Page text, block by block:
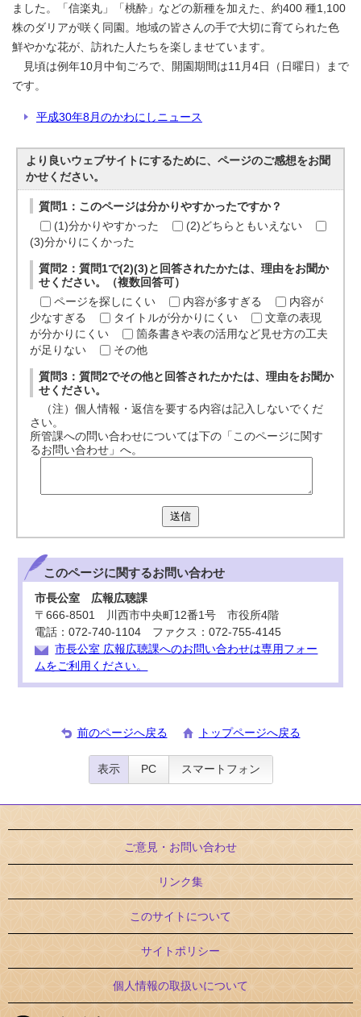
ました。「信楽丸」「桃酔」などの新種を加えた、約400 種1,100
株のダリアが咲く同園。地域の皆さんの手で大切に育てられた色
鮮やかな花が、訪れた人たちを楽しませています。
見頃は例年10月中旬ごろで、開園期間は11月4日（日曜日）まで
です。
平成30年8月のかわにしニュース
より良いウェブサイトにするために、ページのご感想をお聞
かせください。
質問1：このページは分かりやすかったですか？
(1)分かりやすかった
(2)どちらともいえない
(3)分かりにくかった
質問2：質問1で(2)(3)と回答されたかたは、理由をお聞か
せください。（複数回答可）
ページを探しにくい
内容が多すぎる
内容が
少なすぎる
タイトルが分かりにくい
文章の表現
が分かりにくい
箇条書きや表の活用など見せ方の工夫
が足りない
その他
質問3：質問2でその他と回答されたかたは、理由をお聞か
せください。
（注）個人情報・返信を要する内容は記入しないでくだ
さい。
所管課への問い合わせについては下の「このページに関す
るお問い合わせ」へ。
送信
このページに関するお問い合わせ
市長公室 広報広聴課
〒666-8501 川西市中央町12番1号 市役所4階
電話：072-740-1104 ファクス：072-755-4145
市長公室 広報広聴課へのお問い合わせは専用フォー
ムをご利用ください。
前のページへ戻る トップページへ戻る
表示 PC スマートフォン
ご意見・お問い合わせ
リンク集
このサイトについて
サイトポリシー
個人情報の取扱いについて